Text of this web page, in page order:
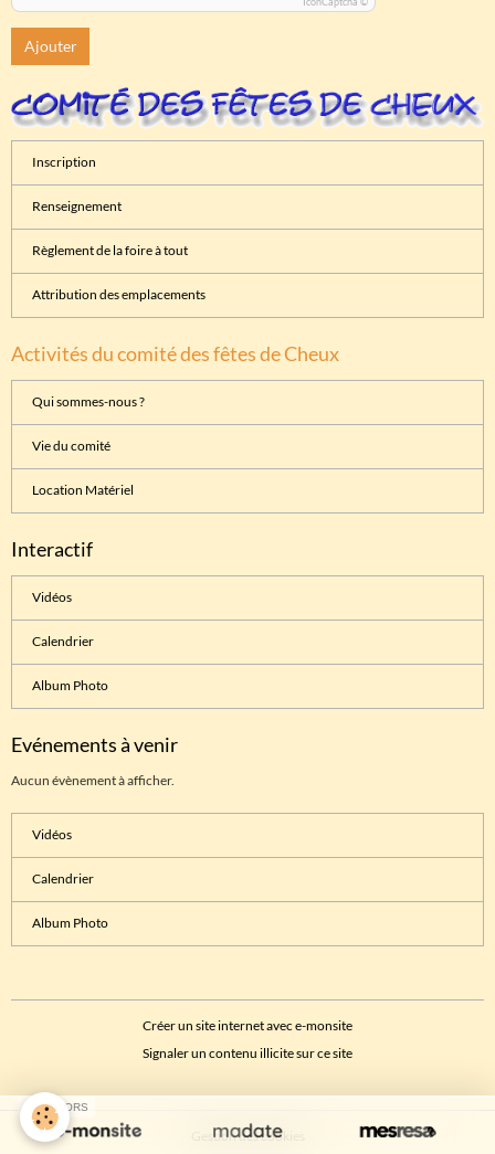
Ajouter
Inscription
Renseignement
Règlement de la foire à tout
Attribution des emplacements
Activités du comité des fêtes de Cheux
Qui sommes-nous ?
Vie du comité
Location Matériel
Interactif
Vidéos
Calendrier
Album Photo
Evénements à venir
Aucun évènement à afficher.
Vidéos
Calendrier
Album Photo
Créer un site internet avec e-monsite
Signaler un contenu illicite sur ce site
Gestion des cookies
SPONSORS